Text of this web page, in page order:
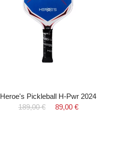
Heroe's Pickleball H-Pwr 2024
189,00 €
89,00 €